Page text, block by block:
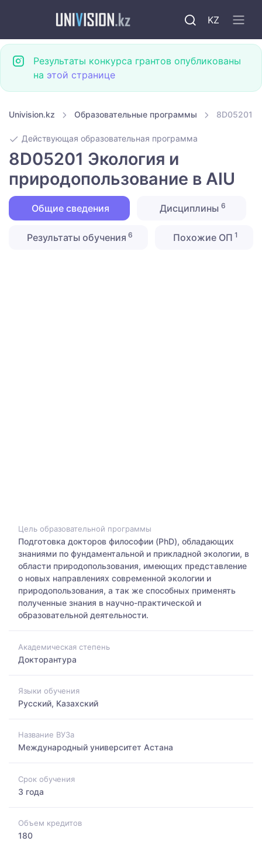
KZ
Результаты конкурса грантов опубликованы
на этой странице
Univision.kz Образовательные программы 8D05201
Действующая образовательная программа
8D05201 Экология и
природопользование в AIU
Общие сведения Дисциплины 6
Результаты обучения 6 Похожие ОП 1
Цель образовательной программы
Подготовка докторов философии (PhD), обладающих
знаниями по фундаментальной и прикладной экологии, в
области природопользования, имеющих представление
о новых направлениях современной экологии и
природопользования, а так же способных применять
полученные знания в научно-практической и
образовательной деятельности.
Академическая степень
Докторантура
Языки обучения
Русский, Казахский
Название ВУЗа
Международный университет Астана
Срок обучения
3 года
Объем кредитов
180